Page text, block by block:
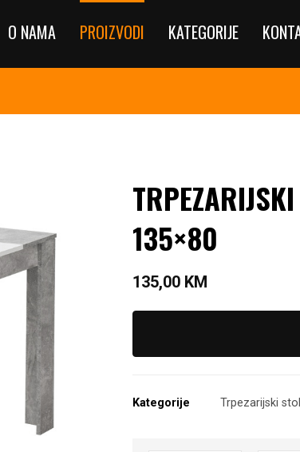
O NAMA PROIZVODI KATEGORIJE
135×80
135,00 KM
Kategorije Trpezarijski